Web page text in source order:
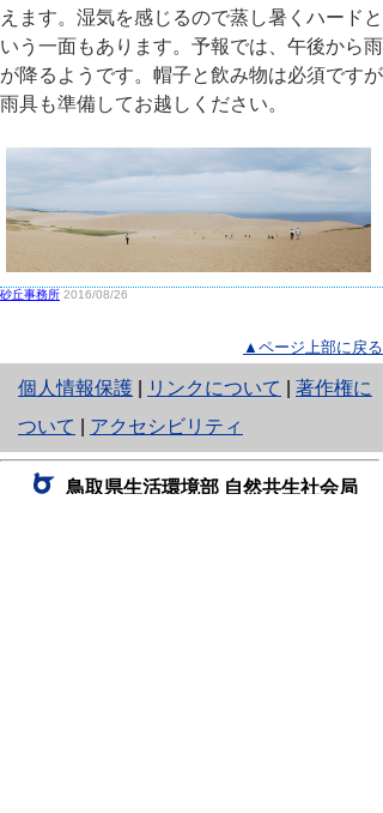
えます。湿気を感じるので蒸し暑くハードと
いう一面もあります。予報では、午後から雨
が降るようです。帽子と飲み物は必須ですが
雨具も準備してお越しください。
砂丘事務所 2016/08/26
▲ページ上部に戻る
個人情報保護
と
り
ネ
リンクについて
著作権に
ついて
アクセシビリティ
鳥取県生活環境部 自然共生社会局